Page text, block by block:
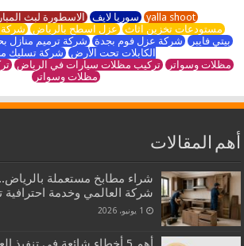
yalla shoot سوريا لايف الاسطورة لبث
مستودعات تخزين اثاث عزل اسطح بالرياض شركة
بيتي فايبر شركة عزل فوم بجدة شركة ترميم منازل
الكابلات تحت الأرض شركة تسليك
مظلات وسواتر تركيب مظلات سيارات في الرياض
مظلات وسواتر
أهم المقالات
شراء مطابخ مستعملة
شركة العالمي وخدمة احترافية
1 يونيو، 2026